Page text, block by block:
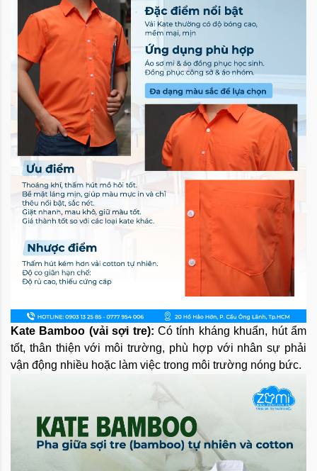
Kate Bamboo (vải sợi tre): Có tính kháng khuẩn, hút ẩm
tốt, thân thiện với môi trường, phù hợp với nhân sự phải
vận động nhiều hoặc làm việc trong môi trường nóng bức.